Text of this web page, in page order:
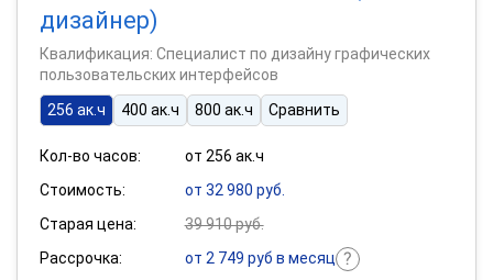
дизайнер)
Квалификация: Специалист по дизайну графических
пользовательских интерфейсов
256 ак.ч
400 ак.ч 800 ак.ч Сравнить
Кол-во часов:
от 256 ак.ч
Стоимость:
от 32 980 руб.
Старая цена:
39 910 руб.
Рассрочка:
от 2 749 руб в месяц